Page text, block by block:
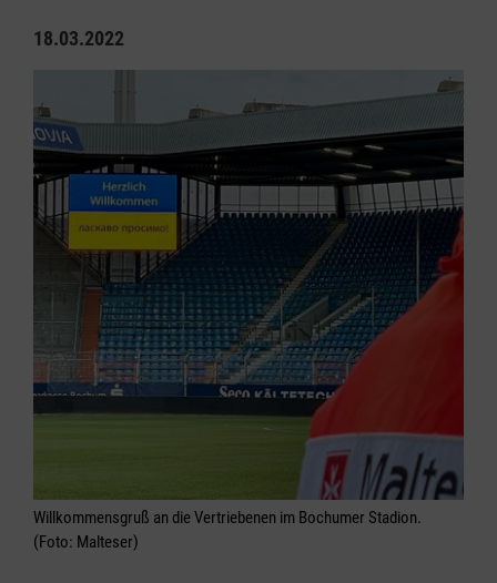
18.03.2022
Willkommensgruß an die Vertriebenen im Bochumer Stadion.
(Foto: Malteser)